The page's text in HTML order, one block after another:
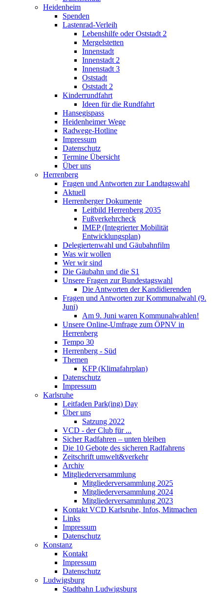
Heidenheim
Spenden
Lastenrad-Verleih
Lebenshilfe oder Oststadt 2
Mergelstetten
Innenstadt
Innenstadt 2
Innenstadt 3
Oststadt
Oststadt 2
Kinderrundfahrt
Ideen für die Rundfahrt
Hansegispass
Heidenheimer Wege
Radwege-Hotline
Impressum
Datenschutz
Termine Übersicht
Über uns
Herrenberg
Fragen und Antworten zur Landtagswahl
Aktuell
Herrenberger Dokumente
Leitbild Herrenberg 2035
Fußverkehrcheck
IMEP (Integrierter Mobilität
Entwicklungsplan)
Delegiertenwahl und Gäubahnfilm
Was wir wollen
Wer wir sind
Die Gäubahn und die S1
Unsere Fragen zur Bundestagswahl
Die Antworten der Kandidierenden
Fragen und Antworten zur Kommunalwahl (9.
Juni)
Am 9. Juni waren Kommunalwahlen!
Unsere Online-Umfrage zum ÖPNV in
Herrenberg
Tempo 30
Herrenberg - Süd
Themen
KFP (Klimafahrplan)
Datenschutz
Impressum
Karlsruhe
Leitfaden Park(ing) Day
Über uns
Satzung 2022
VCD - der Club für ...
Sicher Radfahren – unten bleiben
Die 10 Gebote des sicheren Radfahrens
Zeitschrift umwelt&verkehr
Archiv
Mitgliederversammlung
Mitgliederversammlung 2025
Mitgliederversammlung 2024
Mitgliederversammlung 2023
Kontakt VCD Karlsruhe, Infos, Mitmachen
Links
Impressum
Datenschutz
Konstanz
Kontakt
Impressum
Datenschutz
Ludwigsburg
Stadtbahn Ludwigsburg